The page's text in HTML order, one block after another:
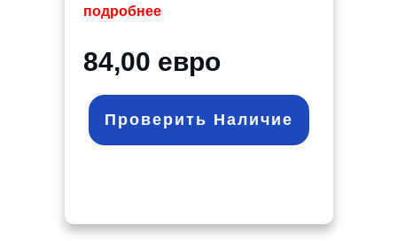
подробнее
84,00 евро
Проверить Наличие